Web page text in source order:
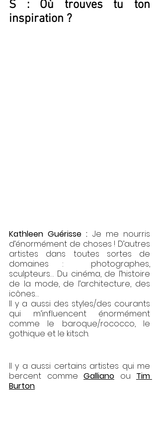
S : Où trouves tu ton
inspiration ?
Kathleen Guérisse : Je me nourris
d’énormément de choses ! D’autres
artistes dans toutes sortes de
domaines :  photographes,
sculpteurs… Du cinéma, de l’histoire
de la mode, de l’architecture, des
icônes…
Il y a aussi des styles/des courants
qui m’influencent énormément
comme le baroque/rococco, le
gothique et le kitsch.
Il y a aussi certains artistes qui me
bercent comme Galliano ou Tim
Burton.